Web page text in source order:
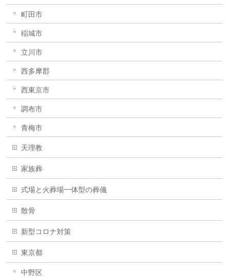
町田市
稲城市
立川市
西多摩郡
西東京市
調布市
青梅市
天理教
家族葬
式場と火葬場一体型の葬儀
散骨
新型コロナ対策
東京都
中野区